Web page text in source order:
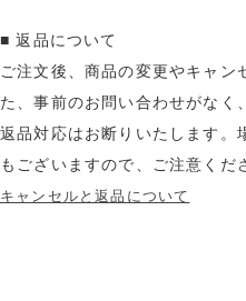
■ 返品について
ご注文後、商品の変更やキャン
た、事前のお問い合わせがなく
返品対応はお断りいたします。
もございますので、ご注意くだ
キャンセルと返品について